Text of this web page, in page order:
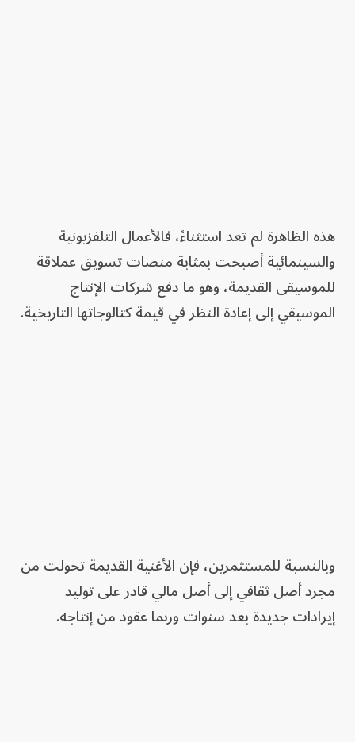
هذه الظاهرة لم تعد استثناءً، فالأعمال التلفزيونية
والسينمائية أصبحت بمثابة منصات تسويق عملاقة
للموسيقى القديمة، وهو ما دفع شركات الإنتاج
الموسيقي إلى إعادة النظر في قيمة كتالوجاتها التاريخية.
وبالنسبة للمستثمرين، فإن الأغنية القديمة تحولت من
مجرد أصل ثقافي إلى أصل مالي قادر على توليد
إيرادات جديدة بعد سنوات وربما عقود من إنتاجه.